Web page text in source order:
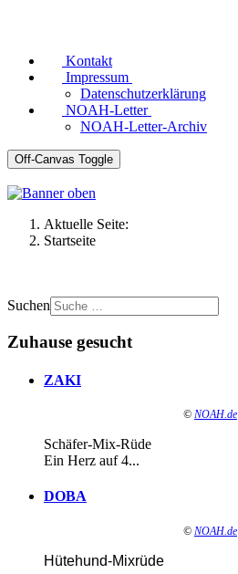
Kontakt
Impressum
Datenschutzerklärung
NOAH-Letter
NOAH-Letter-Archiv
Off-Canvas Toggle
Aktuelle Seite:
Startseite
Suchen
Zuhause gesucht
ZAKI
© NOAH.de
Schäfer-Mix-Rüde
Ein Herz auf 4...
DOBA
© NOAH.de
Hütehund-Mixrüde